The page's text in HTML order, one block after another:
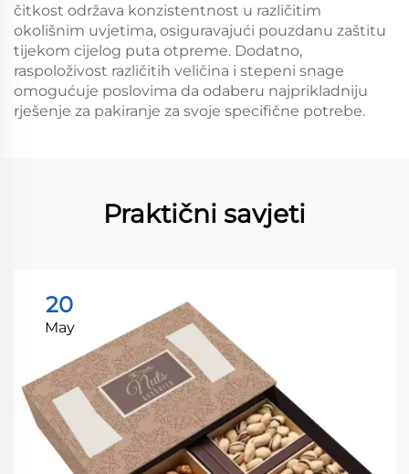
čitkost održava konzistentnost u različitim
okolišnim uvjetima, osiguravajući pouzdanu zaštitu
tijekom cijelog puta otpreme. Dodatno,
raspoloživost različitih veličina i stepeni snage
omogućuje poslovima da odaberu najprikladniju
rješenje za pakiranje za svoje specifične potrebe.
Praktični savjeti
20
May